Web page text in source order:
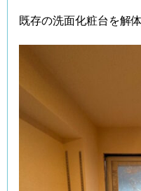
既存の洗面化粧台を解